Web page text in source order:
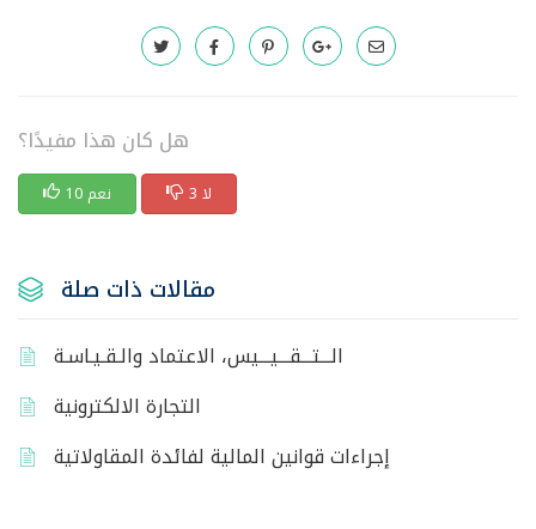
هل كان هذا مفيدًا؟
10 نعم 3 لا
مقالات ذات صلة
الـــتـــقـــيـــيس، الاعتماد والـقـيـاسـة
التجارة الالكترونية
إجراءات قوانين المالية لفائدة المقاولاتية